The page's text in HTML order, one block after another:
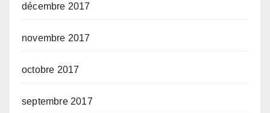
décembre 2017
novembre 2017
octobre 2017
septembre 2017